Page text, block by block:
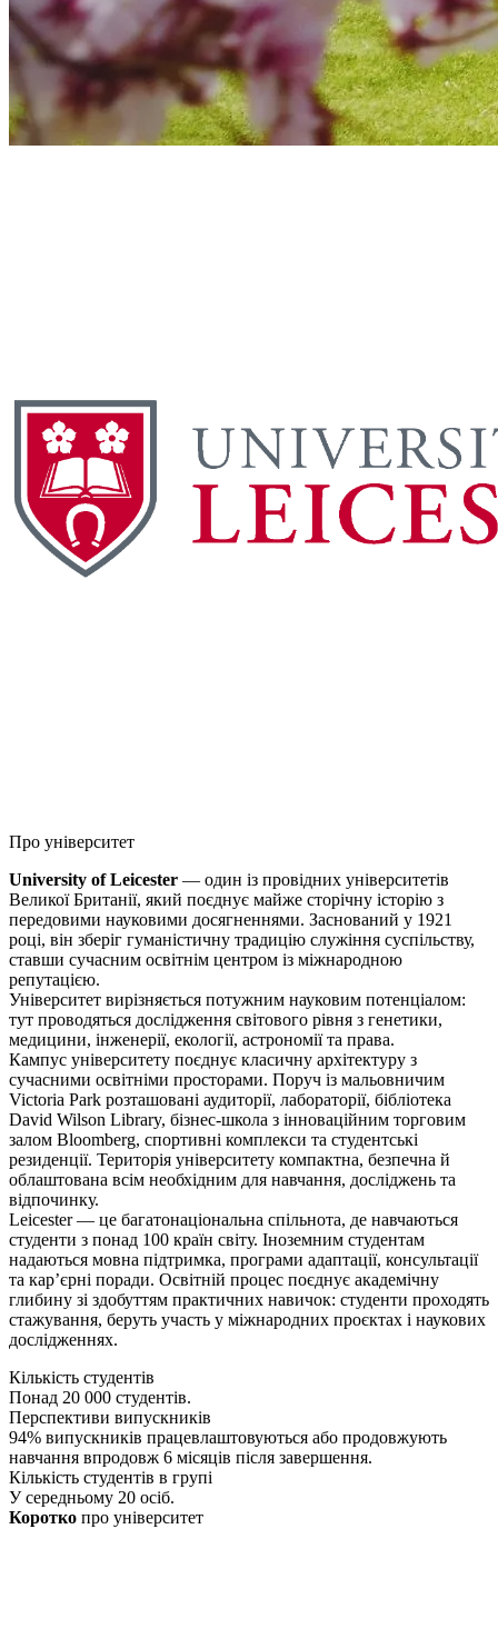
Про університет
University of Leicester — один із провідних університетів
Великої Британії, який поєднує майже сторічну історію з
передовими науковими досягненнями. Заснований у 1921
році, він зберіг гуманістичну традицію служіння суспільству,
ставши сучасним освітнім центром із міжнародною
репутацією.
Університет вирізняється потужним науковим потенціалом:
тут проводяться дослідження світового рівня з генетики,
медицини, інженерії, екології, астрономії та права.
Кампус університету поєднує класичну архітектуру з
сучасними освітніми просторами. Поруч із мальовничим
Victoria Park розташовані аудиторії, лабораторії, бібліотека
David Wilson Library, бізнес-школа з інноваційним торговим
залом Bloomberg, спортивні комплекси та студентські
резиденції. Територія університету компактна, безпечна й
облаштована всім необхідним для навчання, досліджень та
відпочинку.
Leicester — це багатонаціональна спільнота, де навчаються
студенти з понад 100 країн світу. Іноземним студентам
надаються мовна підтримка, програми адаптації, консультації
та кар’єрні поради. Освітній процес поєднує академічну
глибину зі здобуттям практичних навичок: студенти проходять
стажування, беруть участь у міжнародних проєктах і наукових
дослідженнях.
Кількість студентів
Понад 20 000 студентів.
Перспективи випускників
94% випускників працевлаштовуються або продовжують
навчання впродовж 6 місяців після завершення.
Кількість студентів в групі
У середньому 20 осіб.
Коротко про університет